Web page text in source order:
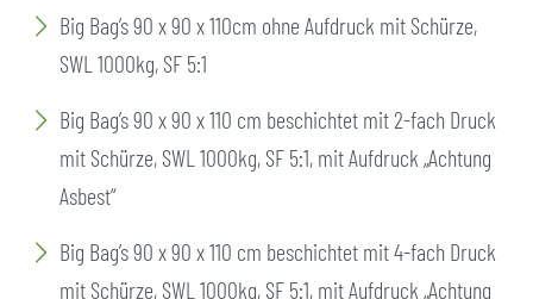
Big Bag’s 90 x 90 x 110cm ohne Aufdruck mit Schürze,
SWL 1000kg, SF 5:1
Big Bag’s 90 x 90 x 110 cm beschichtet mit 2-fach Druck
mit Schürze, SWL 1000kg, SF 5:1, mit Aufdruck „Achtung
Asbest“
Big Bag’s 90 x 90 x 110 cm beschichtet mit 4-fach Druck
mit Schürze, SWL 1000kg, SF 5:1, mit Aufdruck „Achtung